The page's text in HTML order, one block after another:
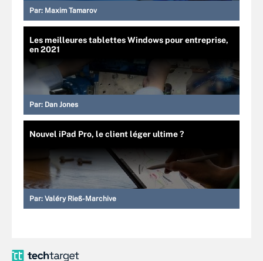
Par: Maxim Tamarov
Les meilleures tablettes Windows pour entreprise,
en 2021
Par: Dan Jones
Nouvel iPad Pro, le client léger ultime ?
Par: Valéry Rieß-Marchive